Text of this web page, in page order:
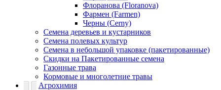
Флоранова (Floranova)
Фармен (Farmen)
Черны (Cerny)
Семена деревьев и кустарников
Семена полевых культур
Семена в небольшой упаковке (пакетированные)
Скидки на Пакетированные семена
Газонные трава
Кормовые и многолетние травы
Агрохимия